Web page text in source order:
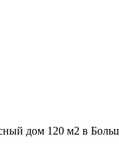
дом 120 м2 в